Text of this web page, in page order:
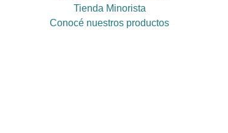
Tienda Minorista
Conocé nuestros productos